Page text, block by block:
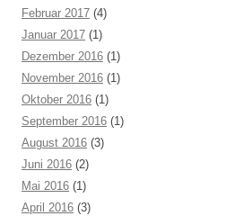
Februar 2017 (4)
Januar 2017 (1)
Dezember 2016 (1)
November 2016 (1)
Oktober 2016 (1)
September 2016 (1)
August 2016 (3)
Juni 2016 (2)
Mai 2016 (1)
April 2016 (3)